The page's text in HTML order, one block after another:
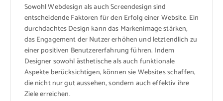
Sowohl Webdesign als auch Screendesign sind
entscheidende Faktoren für den Erfolg einer Website. Ein
durchdachtes Design kann das Markenimage stärken,
das Engagement der Nutzer erhöhen und letztendlich zu
einer positiven Benutzererfahrung führen. Indem
Designer sowohl ästhetische als auch funktionale
Aspekte berücksichtigen, können sie Websites schaffen,
die nicht nur gut aussehen, sondern auch effektiv ihre
Ziele erreichen.